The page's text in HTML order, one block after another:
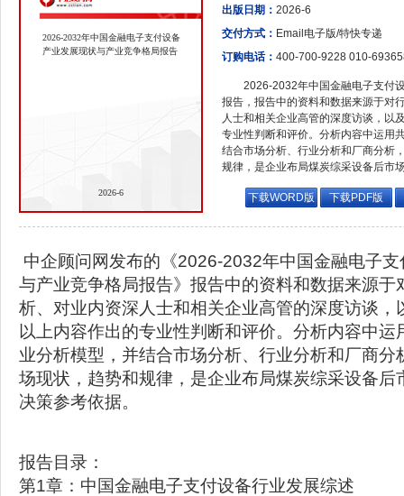
2026-2032年中国金融电子支付设备
产业发展现状与产业竞争格局报告
2026-6
出版日期： 2026-6
交付方式： Email电子版/特快专递
订购电话： 400-700-9228 010-
2026-2032年中国金融电子支付
报告，报告中的资料和数据来源于对
人士和相关企业高管的深度访谈，以
专业性判断和评价。分析内容中运用
结合市场分析、行业分析和厂商分析
规律，是企业布局煤炭综采设备后市
下载WORD版 下载PDF版
中企顾问网发布的《2026-2032年中国金融电子
与产业竞争格局报告》报告中的资料和数据来源于
析、对业内资深人士和相关企业高管的深度访谈，
以上内容作出的专业性判断和评价。分析内容中运
业分析模型，并结合市场分析、行业分析和厂商分
场现状，趋势和规律，是企业布局煤炭综采设备后
决策参考依据。
报告目录：
第1章：中国金融电子支付设备行业发展综述